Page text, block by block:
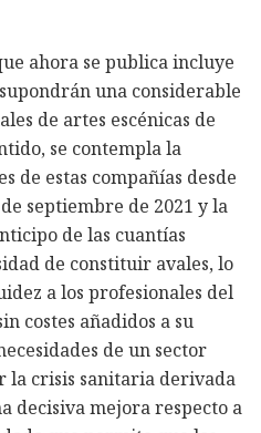
ahora se publica incluye
una considerable
de artes escénicas de
se contempla la
de estas compañías desde
septiembre de 2021 y la
de las cuantías
de constituir avales, lo
a los profesionales del
costes añadidos a su
de un sector
la crisis sanitaria derivada
decisiva mejora respecto a